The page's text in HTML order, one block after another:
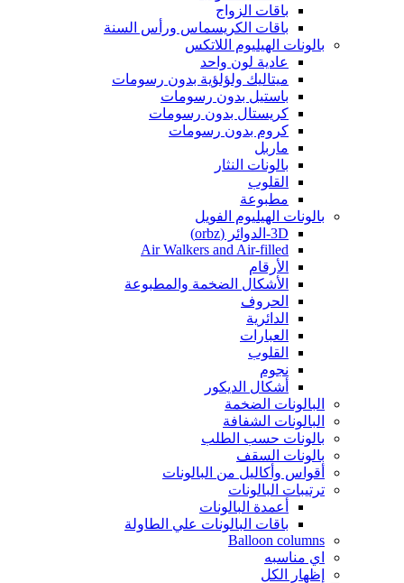
باقات الزواج
باقات الكريسماس ورأس السنة
بالونات الهيليوم اللاتكس
عادية لون واحد
ميتاليك ولؤلؤية بدون رسومات
باستيل بدون رسومات
كريستال بدون رسومات
كروم بدون رسومات
ماربل
بالونات النثار
القلوب
مطبوعة
بالونات الهيليوم الفويل
3D-الدوائر (orbz)
Air Walkers and Air-filled
الأرقام
الأشكال الضخمة والمطبوعة
الحروف
الدائرية
العبارات
القلوب
نجوم
أشكال الديكور
البالونات الضخمة
البالونات الشفافة
بالونات حسب الطلب
بالونات السقف
أقواس وأكاليل من البالونات
ترتيبات البالونات
أعمدة البالونات
باقات البالونات علي الطاولة
Balloon columns
اي مناسبه
إظهار الكل